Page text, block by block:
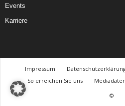
Events
Karriere
Impressum
So erreichen Sie uns
©